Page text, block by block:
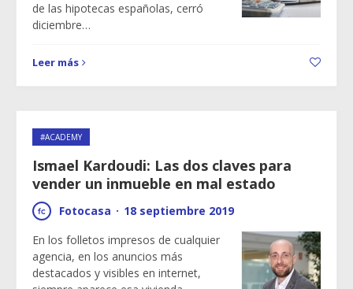
de las hipotecas españolas, cerró
diciembre…
Leer más
#ACADEMY
Ismael Kardoudi: Las dos claves para
vender un inmueble en mal estado
Fotocasa · 18 septiembre 2019
En los folletos impresos de cualquier
agencia, en los anuncios más
destacados y visibles en internet,